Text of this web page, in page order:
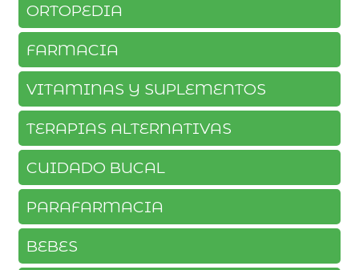
ORTOPEDIA
FARMACIA
VITAMINAS Y SUPLEMENTOS
TERAPIAS ALTERNATIVAS
CUIDADO BUCAL
PARAFARMACIA
BEBES